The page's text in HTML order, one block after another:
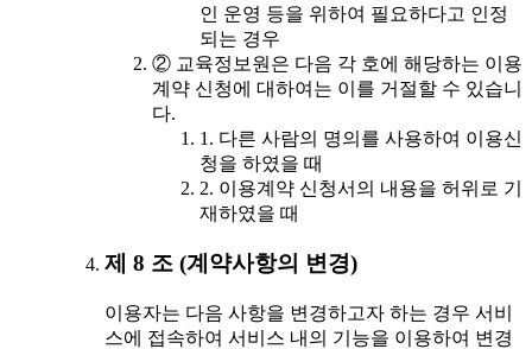
인 운영 등을 위하여 필요하다고 인정
되는 경우
② 교육정보원은 다음 각 호에 해당하는 이용
계약 신청에 대하여는 이를 거절할 수 있습니
다.
1. 다른 사람의 명의를 사용하여 이용신
청을 하였을 때
2. 이용계약 신청서의 내용을 허위로 기
재하였을 때
제 8 조 (계약사항의 변경)
이용자는 다음 사항을 변경하고자 하는 경우 서비
스에 접속하여 서비스 내의 기능을 이용하여 변경